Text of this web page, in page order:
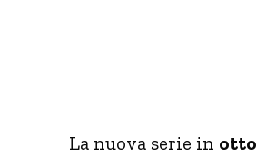
La nuova serie in